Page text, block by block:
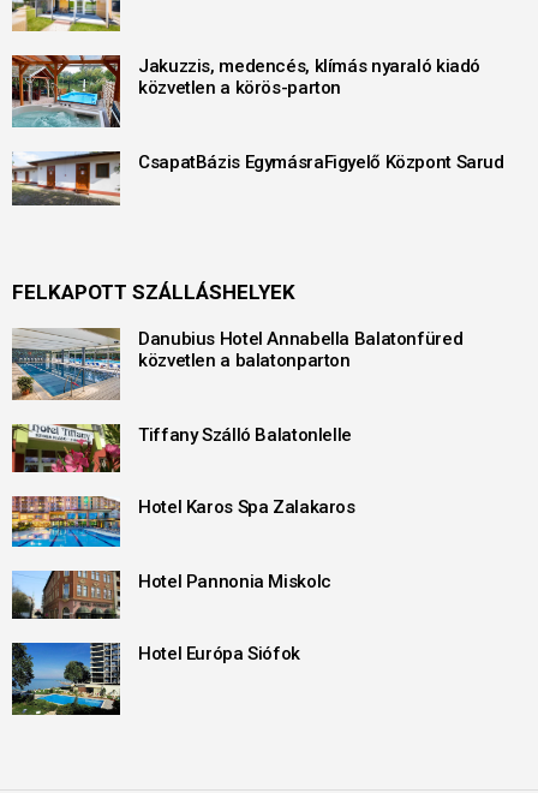
Jakuzzis, medencés, klímás nyaraló kiadó
közvetlen a körös-parton
CsapatBázis EgymásraFigyelő Központ Sarud
FELKAPOTT SZÁLLÁSHELYEK
Danubius Hotel Annabella Balatonfüred
közvetlen a balatonparton
Tiffany Szálló Balatonlelle
Hotel Karos Spa Zalakaros
Hotel Pannonia Miskolc
Hotel Európa Siófok